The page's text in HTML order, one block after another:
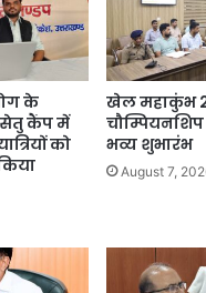
के
कैंप में
को
खेल महाकुंभ
चौम्पियनशिप
भव्य शुभारंभ
August 7,